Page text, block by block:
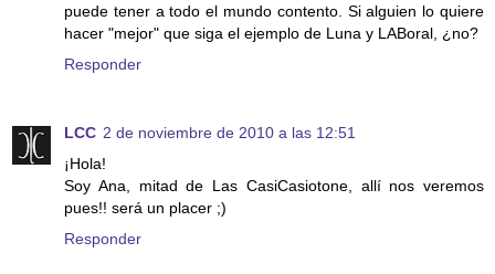
puede tener a todo el mundo contento. Si alguien lo quiere
hacer "mejor" que siga el ejemplo de Luna y LABoral, ¿no?
Responder
LCC 2 de noviembre de 2010 a las 12:51
¡Hola!
Soy Ana, mitad de Las CasiCasiotone, allí nos veremos
pues!! será un placer ;)
Responder